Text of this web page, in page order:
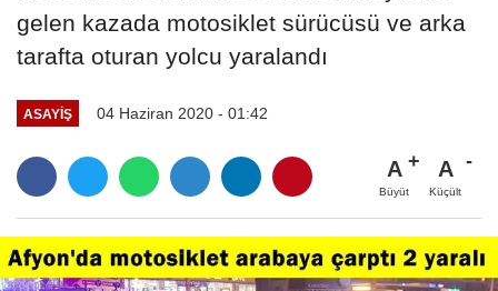
gelen kazada motosiklet sürücüsü ve arka
tarafta oturan yolcu yaralandı
ASAYIŞ 04 Haziran 2020 - 01:42
A
Büyüt
A
Küçült